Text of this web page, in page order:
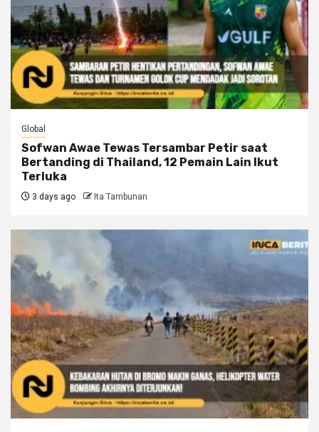
Global
Sofwan Awae Tewas Tersambar Petir saat
Bertanding di Thailand, 12 Pemain Lain Ikut
Terluka
3 days ago Ita Tambunan